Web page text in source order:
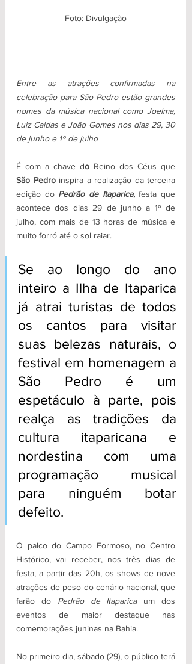
Foto: Divulgação
Entre as atrações confirmadas na
celebração para São Pedro estão grandes
nomes da música nacional como Joelma,
Luiz Caldas e João Gomes nos dias 29, 30
de junho e 1º de julho
É com a chave do
São Pedro inspira a realização da terceira
edição do Pedrão de Itaparica, festa que
acontece dos dias 29 de junho a 1º de
julho, com mais de 13 horas de música e
muito forró até o sol raiar.
Se ao longo do ano
inteiro a Ilha de Itaparica
já atrai turistas de todos
os cantos para visitar
suas belezas naturais, o
festival em homenagem a
São Pedro é um
espetáculo à parte, pois
realça as tradições da
cultura itaparicana e
nordestina com uma
programação musical
para ninguém botar
defeito.
O palco do Campo Formoso, no Centro
Histórico, vai receber, nos três dias de
festa, a partir das 20h, os shows de nove
atrações de peso do cenário nacional, que
farão do Pedrão de Itaparica um dos
eventos de maior destaque nas
comemorações juninas na Bahia.
No primeiro dia, sábado (29), o público terá